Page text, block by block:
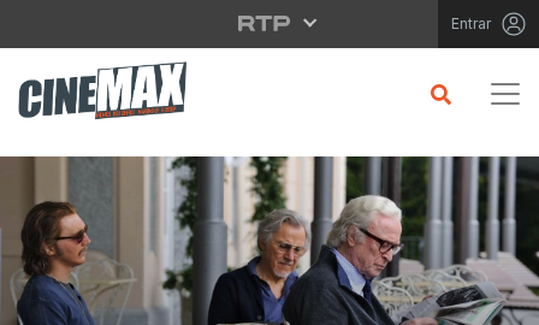
Saltar para o conteúdo principal Entrar